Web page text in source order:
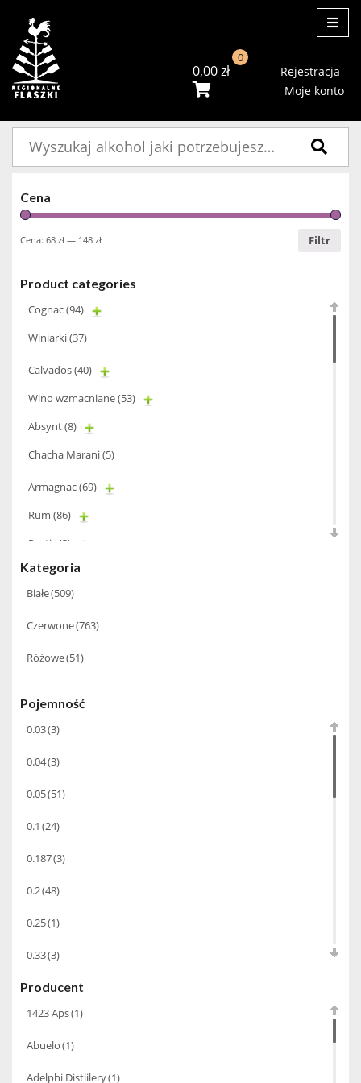
0,00zł
0
Rejestracja
Moje konto
Cena
Filtr
Cena: 68 zł — 148 zł
Product categories
Cognac(94)
Winiarki(37)
Calvados(40)
Wino wzmacniane(53)
Absynt(8)
Chacha Marani(5)
Armagnac(69)
Rum (86)
Pastis
(3)
Miniaturki
Tequila (26)
Brandy (97)
Alkohole Rocznikowe
Grappa
Wino musujące
Nalewka
Alkohole prezentowe
Sake(1)
Kategoria
Białe(509)
Czerwone(763)
Różowe(51)
Pojemność
0.03(3)
0.04(3)
0.05(51)
0.1 (24)
0.187(3)
0.2(48)
0.25(1)
0.33(3)
0.35(53)
0.375 (28)
0.5(213)
Producent
1423 Aps(1)
Abuelo(1)
Adelphi Distlilery(1)